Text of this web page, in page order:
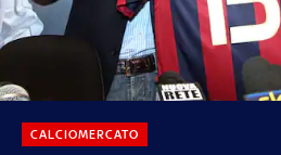
CALCIOMERCATO